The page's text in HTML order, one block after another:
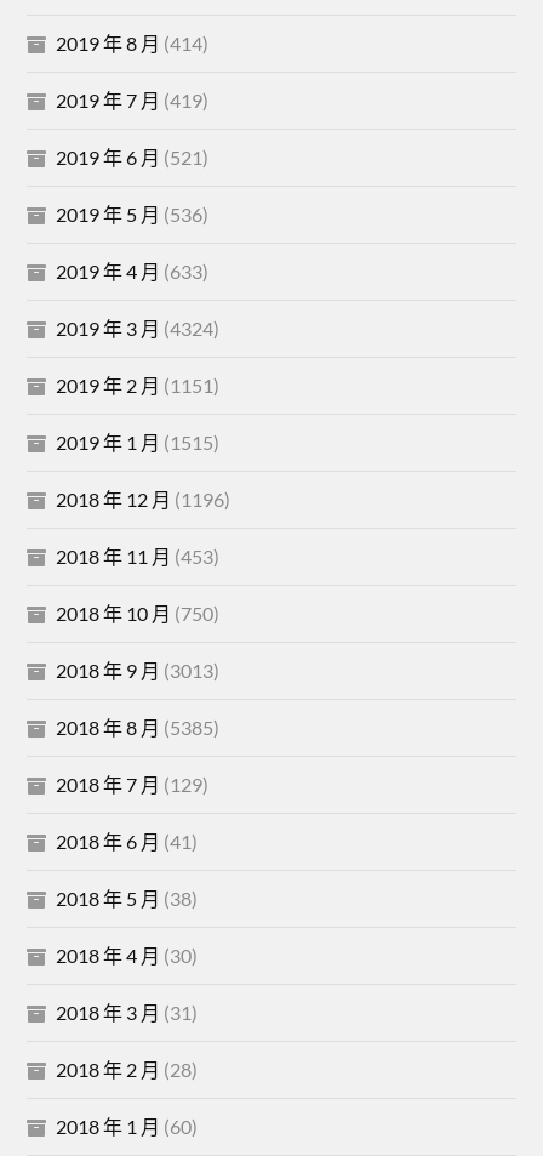
2019 年 8 月 (414)
2019 年 7 月 (419)
2019 年 6 月 (521)
2019 年 5 月 (536)
2019 年 4 月 (633)
2019 年 3 月 (4324)
2019 年 2 月 (1151)
2019 年 1 月 (1515)
2018 年 12 月 (1196)
2018 年 11 月 (453)
2018 年 10 月 (750)
2018 年 9 月 (3013)
2018 年 8 月 (5385)
2018 年 7 月 (129)
2018 年 6 月 (41)
2018 年 5 月 (38)
2018 年 4 月 (30)
2018 年 3 月 (31)
2018 年 2 月 (28)
2018 年 1 月 (60)